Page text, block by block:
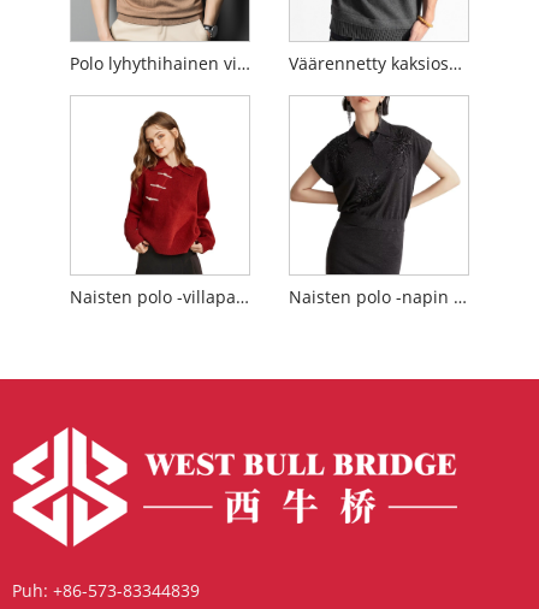
Polo lyhythihainen villapaita Väärennetty kaksiosainen polopaita
Naisten polo -villapaita Naisten polo -napin villapaita
Puh: +86-573-83344839